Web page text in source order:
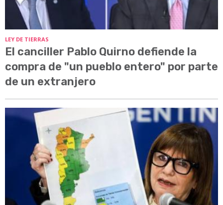
LEY DE TIERRAS
El canciller Pablo Quirno defiende la
compra de "un pueblo entero" por parte
de un extranjero